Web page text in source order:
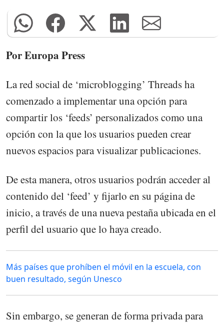
Por Europa Press
La red social de ‘microblogging’ Threads ha
comenzado a implementar una opción para
compartir los ‘feeds’ personalizados como una
opción con la que los usuarios pueden crear
nuevos espacios para visualizar publicaciones.
De esta manera, otros usuarios podrán acceder al
contenido del ‘feed’ y fijarlo en su página de
inicio, a través de una nueva pestaña ubicada en el
perfil del usuario que lo haya creado.
Más países que prohíben el móvil en la escuela, con
buen resultado, según Unesco
Sin embargo, se generan de forma privada para